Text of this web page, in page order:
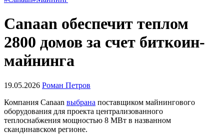
Canaan обеспечит теплом
2800 домов за счет биткоин-
майнинга
19.05.2026 Роман Петров
Компания Canaan выбрана поставщиком майнингового
оборудования для проекта централизованного
теплоснабжения мощностью 8 МВт в названном
скандинавском регионе.